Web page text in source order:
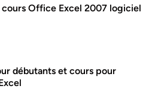
Office Excel 2007 logiciel
débutants et cours pour